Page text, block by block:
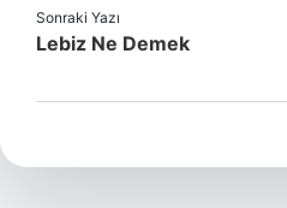
Sonraki Yazı
Lebiz Ne Demek